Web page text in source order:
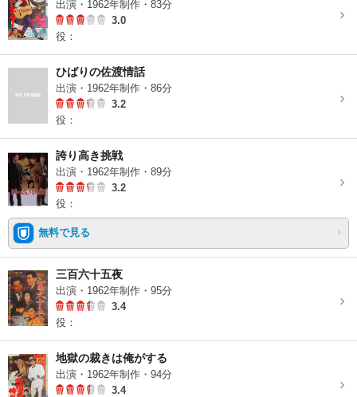
出演・1962年制作・83分
3.0
役：
ひばりの佐渡情話
出演・1962年制作・86分
3.2
役：
誇り高き挑戦
出演・1962年制作・89分
3.2
役：
無料で見る
三百六十五夜
出演・1962年制作・95分
3.4
役：
地獄の裁きは俺がする
出演・1962年制作・94分
3.4